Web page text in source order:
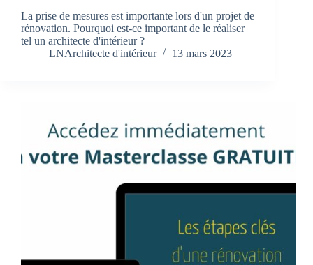
La prise de mesures est importante lors d'un projet de
rénovation. Pourquoi est-ce important de le réaliser
tel un architecte d'intérieur ?
LNArchitecte d'intérieur
13 mars 2023